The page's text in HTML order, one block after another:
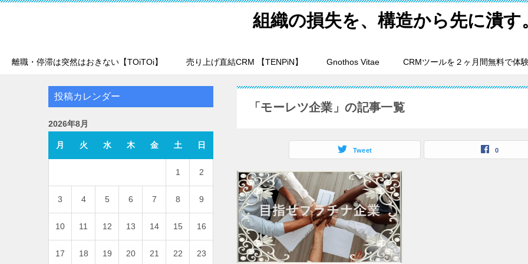
組織の損失を、構造から先に潰す
離職・停滞は突然はおきない【TOiTOi】 売り上げ直結CRM 【TENPiN】 Gnothos Vitae CRMツールを２ヶ月間無料で体
「モーレツ企業」の記事一覧
Tweet 0
投稿カレンダー
2026年8月
月 火 水 木 金 土 日
1 2
3 4 5 6 7 8 9
10 11 12 13 14 15 16
17 18 19 20 21 22 23